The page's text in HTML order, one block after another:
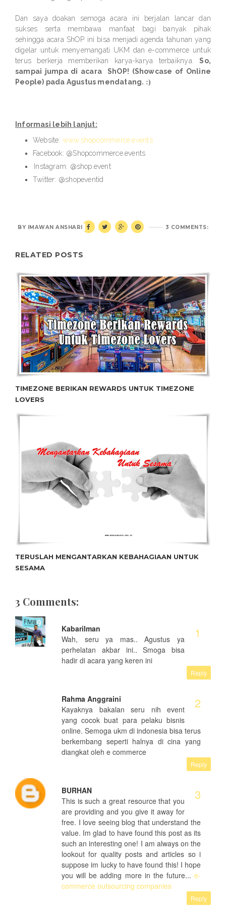
Dan saya doakan semoga acara ini berjalan lancar dan
sukses serta membawa manfaat bagi banyak pihak
sehingga acara ShOP ini bisa menjadi agenda tahunan yang
digelar untuk menyemangati UKM dan e-commerce untuk
terus berkerja memberikan karya-karya terbaiknya.So,
sampai jumpa di acara
ShOP! (Showcase of Online
People) pada Agustus mendatang. :)
Informasi lebih lanjut:
Website: www.shopcommerce.events
Facebook: @Shopcommerce.events
Instagram: @shop.event
Twitter: @shopeventid
3 COMMENTS:
BY IMAWAN ANSHARI
RELATED POSTS
TIMEZONE BERIKAN REWARDS UNTUK TIMEZONE
LOVERS
TERUSLAH MENGANTARKAN KEBAHAGIAAN UNTUK
SESAMA
3 Comments:
Kabarilman
Wah, seru ya mas.. Agustus ya
perhelatan akbar ini.. Smoga bisa
hadir di acara yang keren ini
Reply
Rahma Anggraini
Kayaknya bakalan seru nih event
yang cocok buat para pelaku bisnis
online. Semoga ukm di indonesia bisa terus
berkembang seperti halnya di cina yang
diangkat oleh e commerce
Reply
BURHAN
This is such a great resource that you
are providing and you give it away for
free. I love seeing blog that understand the
value. Im glad to have found this post as its
such an interesting one! I am always on the
lookout for quality posts and articles so i
suppose im lucky to have found this! I hope
you will be adding more in the future... e-
commerce outsourcing companies
Reply